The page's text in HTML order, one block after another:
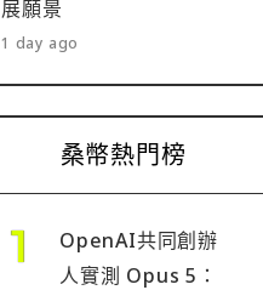
展願景
1 day ago
桑幣熱門榜
OpenAI共同創辦
人實測 Opus 5：